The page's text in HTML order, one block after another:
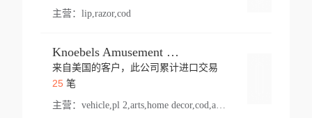
主营： lip,razor,cod
Knoebels Amusement Resort
来自美国的客户，此公司累计进口交易
25笔
主营： vehicle,pl 2,arts,home decor,cod,amusement ride,sea